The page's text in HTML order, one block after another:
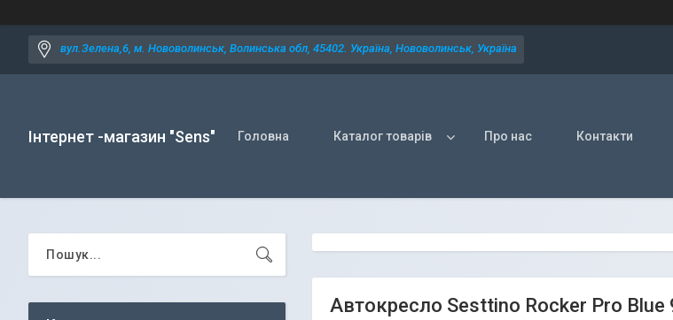
вул.Зелена,6, м. Нововолинськ, Волинська обл, 45402. Україна, Нововолинськ, Україна
Інтернет -магазин "Sens" Головна Каталог товарів Про нас Контакти
Автокресло Sesttino Rocker Pro Blue